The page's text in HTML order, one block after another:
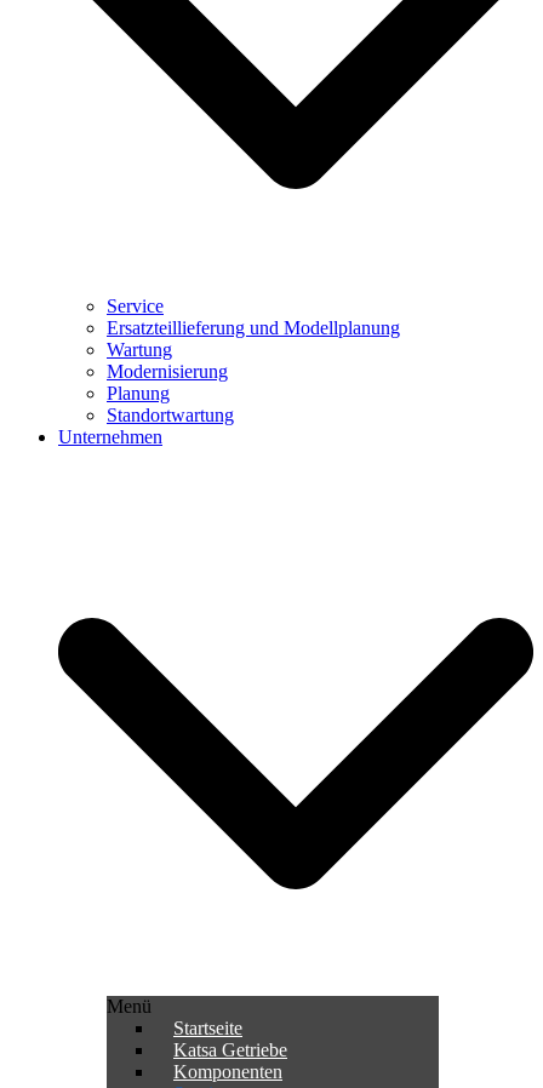
Service
Ersatzteillieferung und Modellplanung
Wartung
Modernisierung
Planung
Standortwartung
Unternehmen
Menü
Startseite
Katsa Getriebe
Komponenten